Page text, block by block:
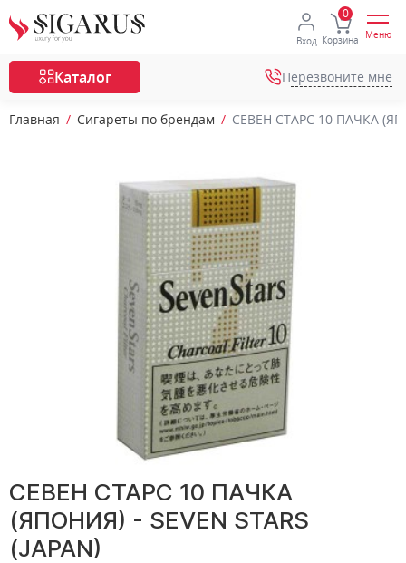
Вход Корзина Меню
Каталог Перезвоните мне
Главная Сигареты по брендам СЕВЕН СТАРС 10 ПАЧКА
СЕВЕН СТАРС 10 ПАЧКА
(ЯПОНИЯ) - SEVEN STARS
(JAPAN)